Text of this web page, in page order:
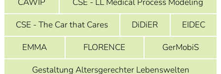
7]
Informationen zur
Barrierefreiheit
CSE - The Car that Cares
DiDiER
EIDEC
EMMA
FLORENCE
GerMobiS
Gestaltung Altersgerechter Lebenswelten